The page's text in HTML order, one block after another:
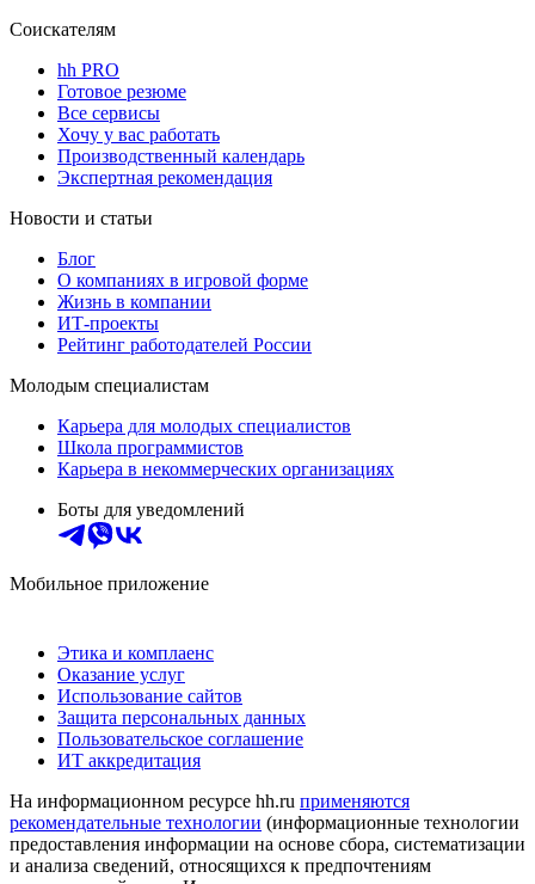
Соискателям
hh PRO
Готовое резюме
Все сервисы
Хочу у вас работать
Производственный календарь
Экспертная рекомендация
Новости и статьи
Блог
О компаниях в игровой форме
Жизнь в компании
ИТ-проекты
Рейтинг работодателей России
Молодым специалистам
Карьера для молодых специалистов
Школа программистов
Карьера в некоммерческих организациях
Боты для уведомлений
Мобильное приложение
Этика и комплаенс
Оказание услуг
Использование сайтов
Защита персональных данных
Пользовательское соглашение
ИТ аккредитация
На информационном ресурсе hh.ru применяются
рекомендательные технологии (информационные технологии
предоставления информации на основе сбора, систематизации
и анализа сведений, относящихся к предпочтениям